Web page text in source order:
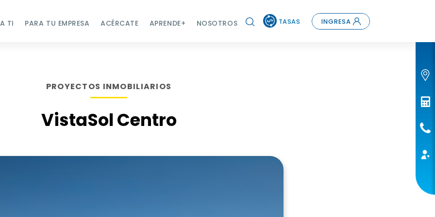
TI PARA TU EMPRESA ACÉRCATE APRENDE+ NOSOTROS TASAS INGRESA
PROYECTOS INMOBILIARIOS
VistaSol Centro